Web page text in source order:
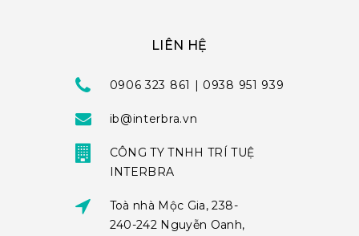
LIÊN HỆ
0906 323 861 | 0938 951 939
ib@interbra.vn
CÔNG TY TNHH TRÍ TUỆ
INTERBRA
Toà nhà Mộc Gia, 238-
240-242 Nguyễn Oanh,